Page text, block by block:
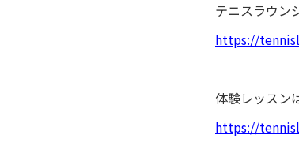
テニスラウン
https://
体験レッスン
https://